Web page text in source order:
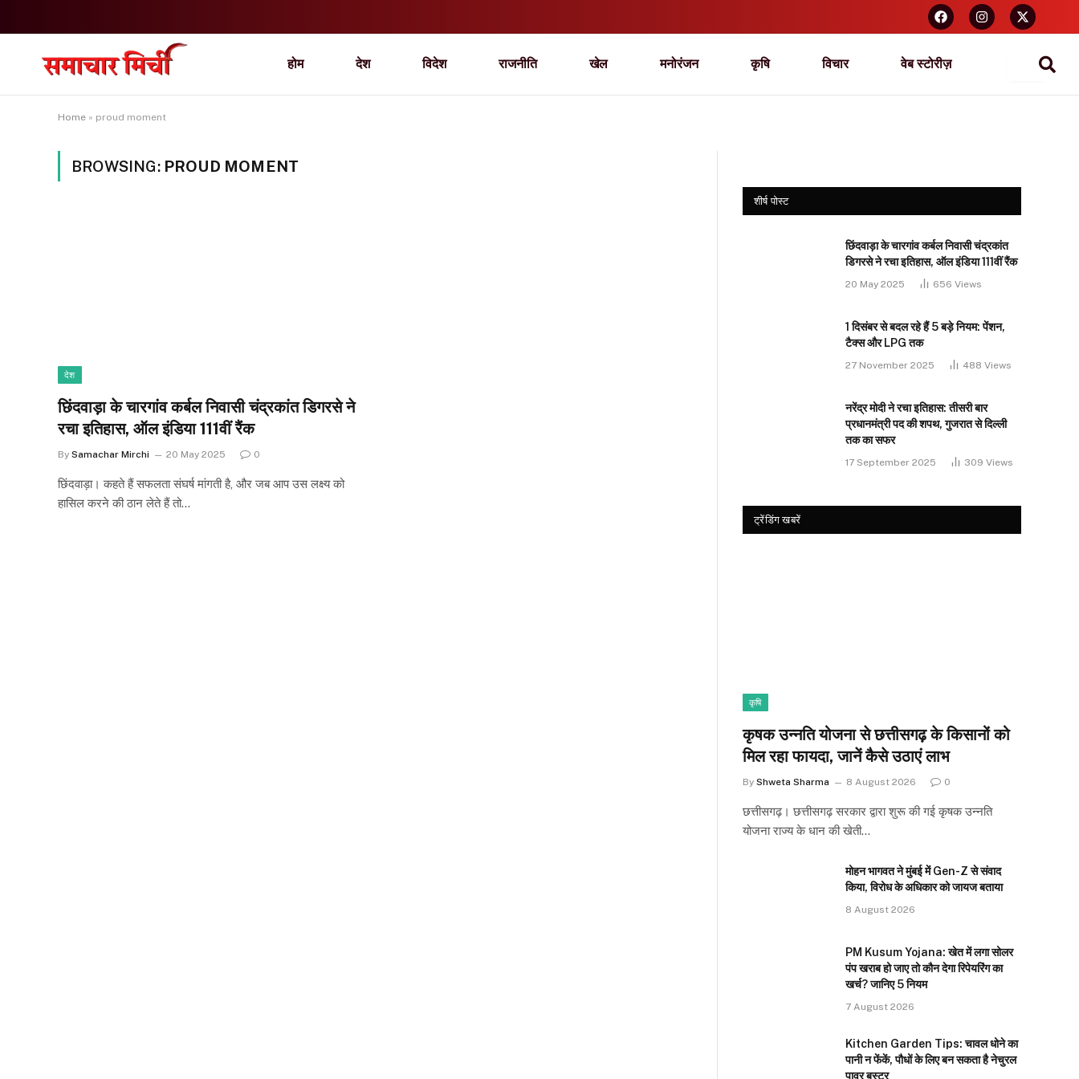
होम देश विदेश राजनीति खेल मनोरंजन कृषि विचार वेब स्टोरीज़
Home » proud moment
BROWSING: PROUD MOMENT
देश
छिंदवाड़ा के चारगांव कर्बल निवासी चंद्रकांत डिगरसे ने
रचा इतिहास, ऑल इंडिया 111वीं रैंक
By Samachar Mirchi 20 May 2025 0
छिंदवाड़ा। कहते हैं सफलता संघर्ष मांगती है, और जब आप उस लक्ष्य को
हासिल करने की ठान लेते हैं तो…
शीर्ष पोस्ट
छिंदवाड़ा के चारगांव कर्बल निवासी चंद्रकांत
डिगरसे ने रचा इतिहास, ऑल इंडिया 111वीं रैंक
20 May 2025 656 Views
1 दिसंबर से बदल रहे हैं 5 बड़े नियम: पेंशन,
टैक्स और LPG तक
27 November 2025 488 Views
नरेंद्र मोदी ने रचा इतिहास: तीसरी बार
प्रधानमंत्री पद की शपथ, गुजरात से दिल्ली
तक का सफर
17 September 2025 309 Views
ट्रेंडिंग खबरें
कृषि
कृषक उन्नति योजना से छत्तीसगढ़ के किसानों को
मिल रहा फायदा, जानें कैसे उठाएं लाभ
By Shweta Sharma 8 August 2026 0
छत्तीसगढ़। छत्तीसगढ़ सरकार द्वारा शुरू की गई कृषक उन्नति
योजना राज्य के धान की खेती…
मोहन भागवत ने मुंबई में Gen-Z से संवाद
किया, विरोध के अधिकार को जायज बताया
8 August 2026
PM Kusum Yojana: खेत में लगा सोलर
पंप खराब हो जाए तो कौन देगा रिपेयरिंग का
खर्च? जानिए 5 नियम
7 August 2026
Kitchen Garden Tips: चावल धोने का
पानी न फेंकें, पौधों के लिए बन सकता है नेचुरल
पावर बूस्टर